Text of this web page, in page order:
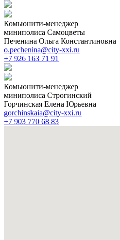
Комьюнити-менеджер
миниполиса Самоцветы
Печенина Ольга Константиновна
o.pechenina@city-xxi.ru
+7 926 163 71 91
Комьюнити-менеджер
миниполиса Строгинский
Горчинская Елена Юрьевна
gorchinskaia@city-xxi.ru
+7 903 770 68 83